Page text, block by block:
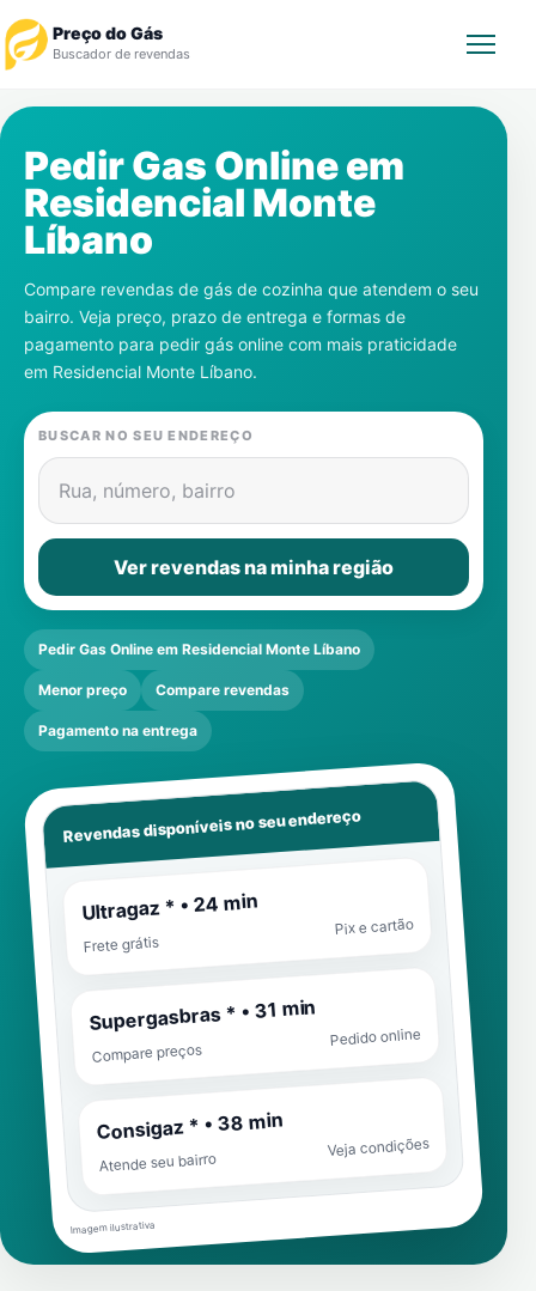
Preço do Gás
Buscador de revendas
Revendedor
Notícias
Cadastre-se
Gás
Contatos
Pedir Gas Online em
Residencial Monte
Líbano
Compare revendas de gás de cozinha que atendem o seu
bairro. Veja preço, prazo de entrega e formas de
pagamento para pedir gás online com mais praticidade
em Residencial Monte Líbano.
BUSCAR NO SEU ENDEREÇO
Rua, número, bairro
Ver revendas na minha região
Pedir Gas Online em Residencial Monte Líbano
Menor preço Compare revendas
Pagamento na entrega
Revendas disponíveis no seu endereço
Ultragaz * • 24 min
Frete grátis
Pix e cartão
Supergasbras * • 31 min
Compare preços
Pedido online
Consigaz * • 38 min
Atende seu bairro
Veja condições
Imagem ilustrativa